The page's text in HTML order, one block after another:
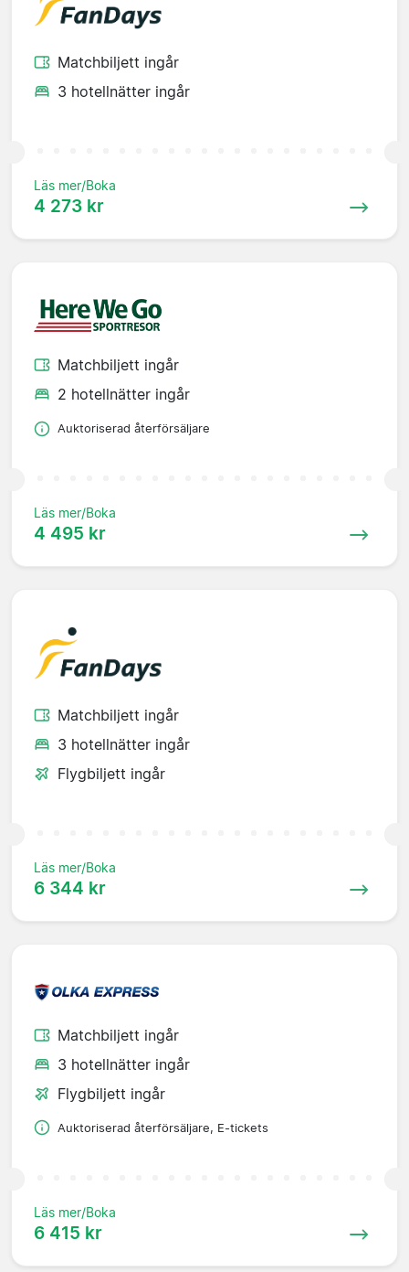
Matchbiljett ingår
3 hotellnätter ingår
Läs mer/Boka
4 273 kr
Matchbiljett ingår
2 hotellnätter ingår
Auktoriserad återförsäljare
Läs mer/Boka
4 495 kr
Matchbiljett ingår
3 hotellnätter ingår
Flygbiljett ingår
Läs mer/Boka
6 344 kr
Matchbiljett ingår
3 hotellnätter ingår
Flygbiljett ingår
Auktoriserad återförsäljare, E-tickets
Läs mer/Boka
6 415 kr